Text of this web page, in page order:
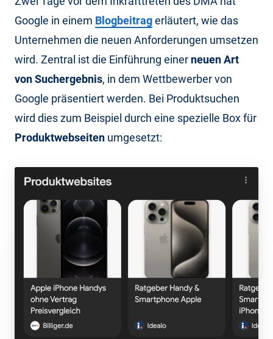
Google in einem Blogbeitragerläutert, wie das
Unternehmen die neuen Anforderungen umsetzen
wird. Zentral ist die Einführung einer neuen Art
von Suchergebnis, in dem Wettbewerber von
Google präsentiert werden. Bei Produktsuchen
wird dies zum Beispiel durch eine spezielle Box für
Produktwebseiten umgesetzt: